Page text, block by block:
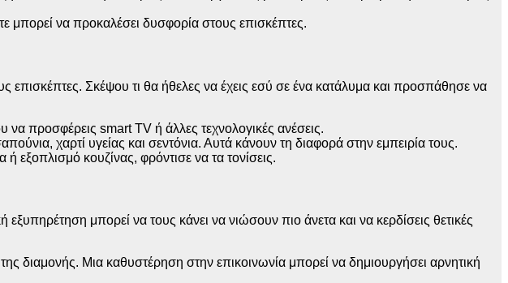
μπορεί να προκαλέσει δυσφορία στους επισκέπτες.
Σκέψου τι θα ήθελες να έχεις εσύ σε ένα κατάλυμα και προσπάθησε να
προσφέρεις smart TV ή άλλες τεχνολογικές ανέσεις.
χαρτί υγείας και σεντόνια. Αυτά κάνουν τη διαφορά στην εμπειρία τους.
εξοπλισμό κουζίνας, φρόντισε να τα τονίσεις.
εξυπηρέτηση μπορεί να τους κάνει να νιώσουν πιο άνετα και να κερδίσεις θετικές
διαμονής. Μια καθυστέρηση στην επικοινωνία μπορεί να δημιουργήσει αρνητική